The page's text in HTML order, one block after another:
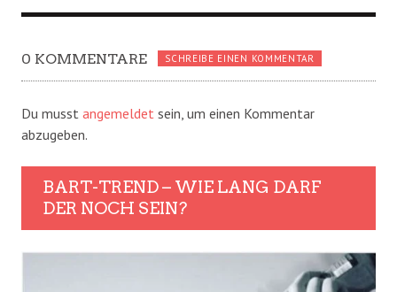
0 KOMMENTARE SCHREIBE EINEN KOMMENTAR
Du musst angemeldet sein, um einen Kommentar
abzugeben.
BART-TREND – WIE LANG DARF
DER NOCH SEIN?